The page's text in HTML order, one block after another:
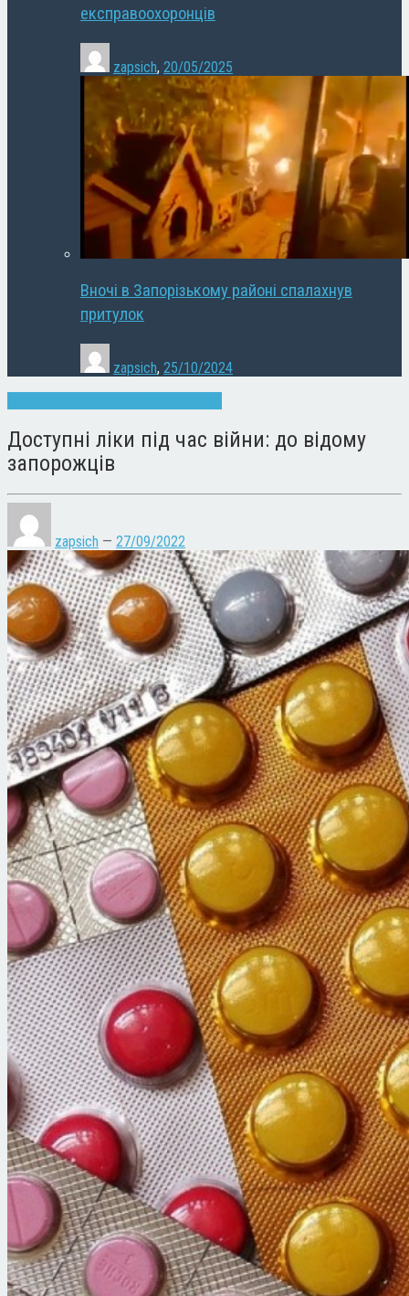
експравоохоронців
zapsich, 20/05/2025
Вночі в Запорізькому районі спалахнув
притулок
zapsich, 25/10/2024
Доступні ліки під час війни: до відому
запорожців
zapsich — 27/09/2022